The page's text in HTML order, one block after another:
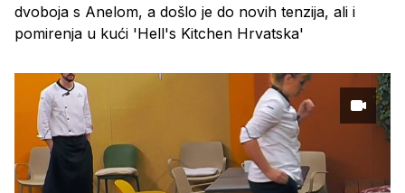
dvoboja s Anelom, a došlo je do novih tenzija, ali i
pomirenja u kući 'Hell's Kitchen Hrvatska'